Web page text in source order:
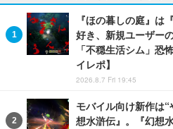
『ほの暮しの庭』は
好き、新規ユーザー
「不穏生活シム」恐
イレポ】
2026.8.7 Fri 19:45
モバイル向け新作は
想水滸伝』。『幻想